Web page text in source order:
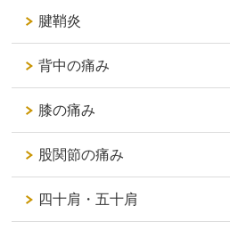
腱鞘炎
背中の痛み
膝の痛み
股関節の痛み
四十肩・五十肩